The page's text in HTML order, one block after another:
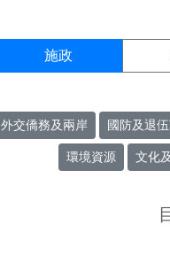
施政
外交僑務及兩岸 國防及退
環境資源 文化